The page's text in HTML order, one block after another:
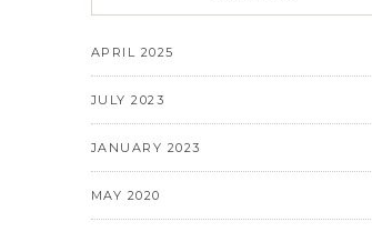
APRIL 2025
JULY 2023
JANUARY 2023
MAY 2020